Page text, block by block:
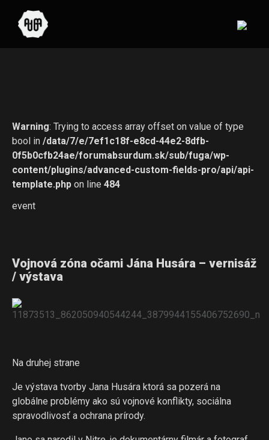
Warning: Trying to access array offset on value of type
bool in /data/7/e/7ef1c18f-e8cd-44e2-8dfb-
0f5b0cfb24ae/forumabsurdum.sk/sub/fuga/wp-
content/plugins/advanced-custom-fields-pro/api/api-
template.php on line 484
event
Vojnová zóna očami Jána Husára – vernisáž
/ výstava
Na druhej strane
Je výstava tvorby Jana Husára ktorá sa pozerá na
globálne problémy ako sú vojnové konflikty, sociálna
spravodlivosť a ochrana prírody.